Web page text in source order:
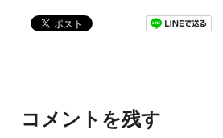
コメントを残す